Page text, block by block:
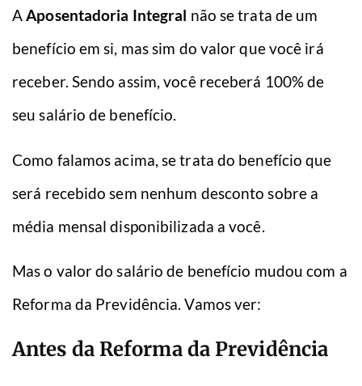
AAposentadoria Integral não se trata de um
benefício em si, mas sim do valor que você irá
receber. Sendo assim, você receberá 100% de
seu salário de benefício.
Como falamos acima, se trata do benefício que
será recebido sem nenhum desconto sobre a
média mensal disponibilizada a você.
Mas o valor do salário de benefício mudou com a
Reforma da Previdência. Vamos ver:
Antes da Reforma da Previdência